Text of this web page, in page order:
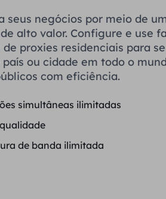
seus negócios por meio de
alto valor. Configure e use
de proxies residenciais para
país ou cidade em todo o
com eficiência.
simultâneas ilimitadas
de banda ilimitada